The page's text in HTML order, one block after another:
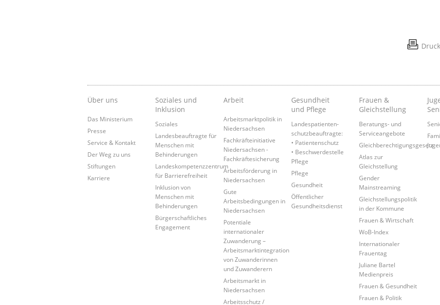
Über uns
Das Ministerium
Presse
Service & Kontakt
Der Weg zu uns
Stiftungen
Karriere
Soziales und
Inklusion
Soziales
Landesbeauftragte für
Menschen mit
Behinderungen
Landeskompetenzzentrum
für Barrierefreiheit
Inklusion von
Menschen mit
Behinderungen
Bürgerschaftliches
Engagement
Arbeit
Arbeitsmarktpolitik in
Niedersachsen
Fachkräfteinitiative
Niedersachsen -
Fachkräftesicherung
Arbeitsförderung in
Niedersachsen
Gute
Arbeitsbedingungen in
Niedersachsen
Potentiale
internationaler
Zuwanderung –
Arbeitsmarktintegration
von Zuwanderinnen
und Zuwanderern
Arbeitsmarkt in
Niedersachsen
Arbeitsschutz /
Gesundheit
und Pflege
Landespatienten­
schutzbeauftragte:
• Patientenschutz
• Beschwerdestelle
Pflege
Pflege
Gesundheit
Öffentlicher
Gesundheitsdienst
Frauen &
Gleichstellung
Beratungs- und
Serviceangebote
Gleichberechtigungsgesetz
Atlas zur
Gleichstellung
Gender
Mainstreaming
Gleichstellungspolitik
in der Kommune
Frauen & Wirtschaft
WoB-Index
Internationaler
Frauentag
Juliane Bartel
Medienpreis
Frauen & Gesundheit
Frauen & Politik